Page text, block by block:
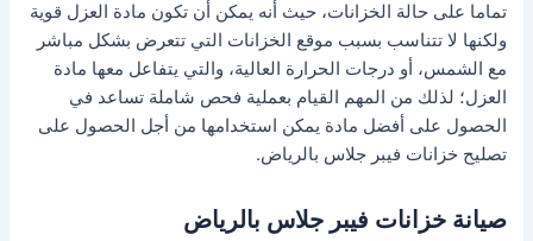
تماما على حالة الخزانات، حيث أنه يمكن أن تكون مادة العزل قوية
ولكنها لا تتناسب بسبب موقع الخزانات التي تتعرض بشكل مباشر
مع الشمس، أو درجات الحرارة العالية، والتي يتفاعل معها مادة
العزل؛ لذلك من المهم القيام بعملية فحص شاملة تساعد في
الحصول على أفضل مادة يمكن استخدامها من أجل الحصول على
تصليح خزانات فيبر جلاس بالرياض.
صيانة خزانات فيبر جلاس بالرياض